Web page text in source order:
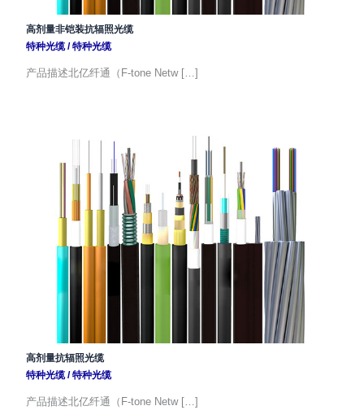
高剂量非铠装抗辐照光缆
特种光缆/特种光缆
产品描述北亿纤通（F-tone Netw […]
高剂量抗辐照光缆
特种光缆/特种光缆
产品描述北亿纤通（F-tone Netw […]